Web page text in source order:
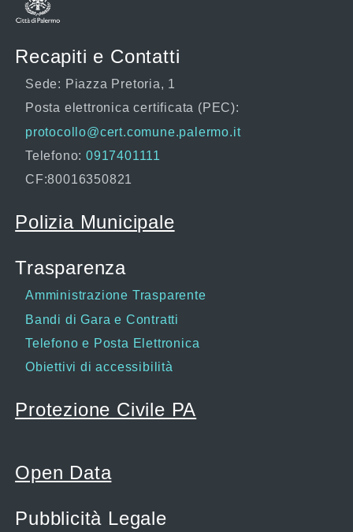
Recapiti e Contatti
Sede: Piazza Pretoria, 1
Posta elettronica certificata (PEC):
protocollo@cert.comune.palermo.it
Telefono: 0917401111
CF:80016350821
Polizia Municipale
Trasparenza
Amministrazione Trasparente
Bandi di Gara e Contratti
Telefono e Posta Elettronica
Obiettivi di accessibilità
Protezione Civile PA
Open Data
Pubblicità Legale